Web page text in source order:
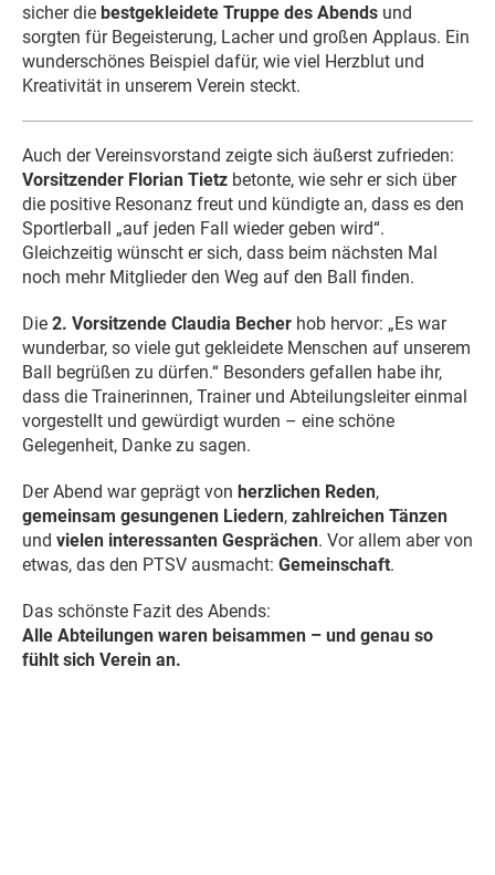
sicher die bestgekleidete Truppe des Abends und
sorgten für Begeisterung, Lacher und großen Applaus. Ein
wunderschönes Beispiel dafür, wie viel Herzblut und
Kreativität in unserem Verein steckt.
Auch der Vereinsvorstand zeigte sich äußerst zufrieden:
Vorsitzender Florian Tietz betonte, wie sehr er sich über
die positive Resonanz freut und kündigte an, dass es den
Sportlerball „auf jeden Fall wieder geben wird“.
Gleichzeitig wünscht er sich, dass beim nächsten Mal
noch mehr Mitglieder den Weg auf den Ball finden.
Die 2. Vorsitzende Claudia Becher hob hervor: „Es war
wunderbar, so viele gut gekleidete Menschen auf unserem
Ball begrüßen zu dürfen.“ Besonders gefallen habe ihr,
dass die Trainerinnen, Trainer und Abteilungsleiter einmal
vorgestellt und gewürdigt wurden – eine schöne
Gelegenheit, Danke zu sagen.
Der Abend war geprägt von herzlichen Reden,
gemeinsam gesungenen Liedern, zahlreichen Tänzen
und vielen interessanten Gesprächen. Vor allem aber von
etwas, das den PTSV ausmacht: Gemeinschaft.
Das schönste Fazit des Abends:
Alle Abteilungen waren beisammen – und genau so
fühlt sich Verein an.